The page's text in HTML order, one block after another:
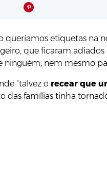
etiquetas na
que ficaram adiados
nem mesmo
“talvez o recear que
famílias tinha